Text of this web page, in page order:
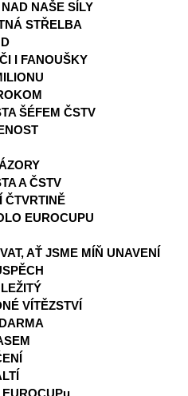
NAŠE SÍLY
STŘELBA
I FANOUŠKY
ŠÉFEM ČSTV
A ČSTV
ČTVRTINĚ
EUROCUPU
AŤ JSME MÍŇ UNAVENÍ
VÍTĚZSTVÍ